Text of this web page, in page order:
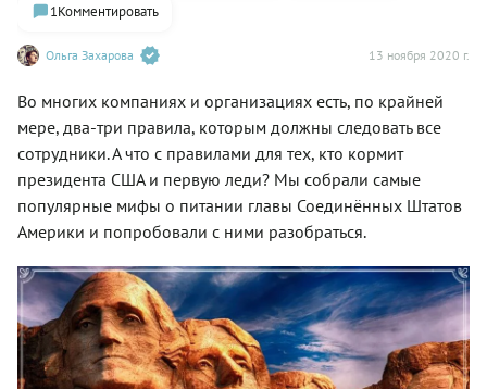
Ольга Захарова 13 ноября 2020 г.
1Комментировать
Во многих компаниях и организациях есть, по крайней
мере, два-три правила, которым должны следовать все
сотрудники. А что с правилами для тех, кто кормит
президента США и первую леди? Мы собрали самые
популярные мифы о питании главы Соединённых Штатов
Америки и попробовали с ними разобраться.